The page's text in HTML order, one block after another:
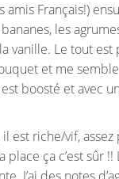
Français!)
les
vanille. Le tout
et me
boosté et avec
est riche/vif, assez
place ça c’est sûr !!